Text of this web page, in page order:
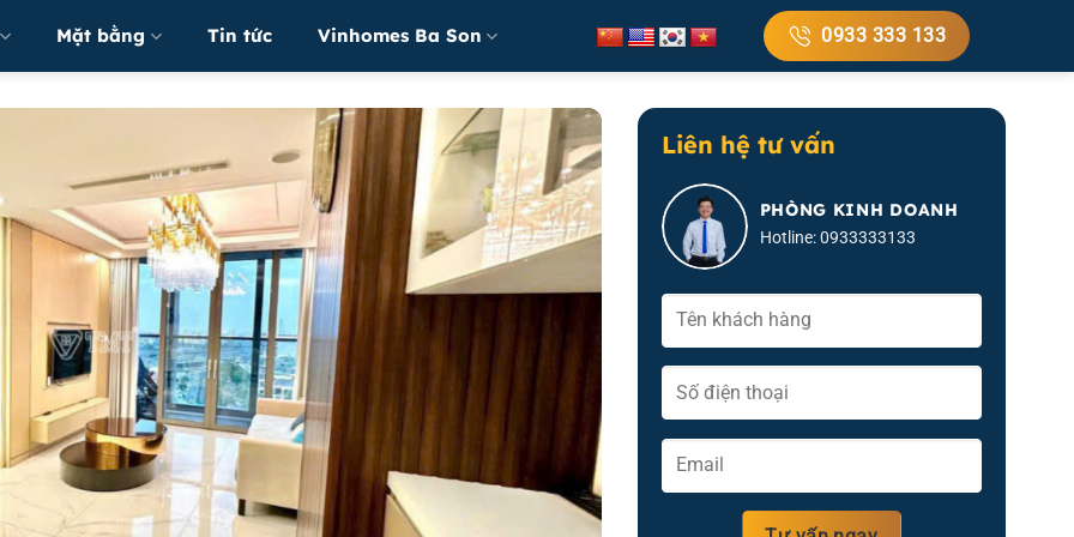
Mặt bằng Tin tức Vinhomes Ba Son 0933 333 133
Liên hệ tư vấn
PHÒNG KINH DOANH
Hotline: 0933333133